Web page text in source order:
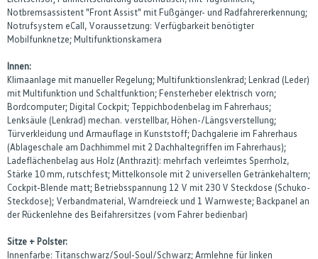
Notbremsassistent "Front Assist" mit Fußgänger- und Radfahrererkennung;
Notrufsystem eCall, Voraussetzung: Verfügbarkeit benötigter
Mobilfunknetze; Multifunktionskamera
Innen:
Klimaanlage mit manueller Regelung; Multifunktionslenkrad; Lenkrad (Leder)
mit Multifunktion und Schaltfunktion; Fensterheber elektrisch vorn;
Bordcomputer; Digital Cockpit; Teppichbodenbelag im Fahrerhaus;
Lenksäule (Lenkrad) mechan. verstellbar, Höhen-/Längsverstellung;
Türverkleidung und Armauflage in Kunststoff; Dachgalerie im Fahrerhaus
(Ablageschale am Dachhimmel mit 2 Dachhaltegriffen im Fahrerhaus);
Ladeflächenbelag aus Holz (Anthrazit): mehrfach verleimtes Sperrholz,
Stärke 10 mm, rutschfest; Mittelkonsole mit 2 universellen Getränkehaltern;
Cockpit-Blende matt; Betriebsspannung 12 V mit 230 V Steckdose (Schuko-
Steckdose); Verbandmaterial, Warndreieck und 1 Warnweste; Backpanel an
der Rückenlehne des Beifahrersitzes (vom Fahrer bedienbar)
Sitze + Polster:
Innenfarbe: Titanschwarz/Soul-Soul/Schwarz; Armlehne für linken